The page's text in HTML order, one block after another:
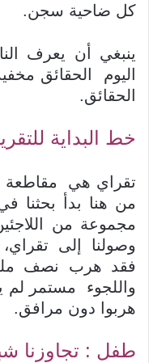
كل ضاحية سجن.
ينبغي أن يعرف
اليوم الحقائق
الحقائق.
خط البداية
تقراي هي مقاطعة
مجموعة من
وصولنا إلى
فقد هرب نصف
واللجوء مستمر لم
هربوا دون مرافق.
طفل : تجاوزنا